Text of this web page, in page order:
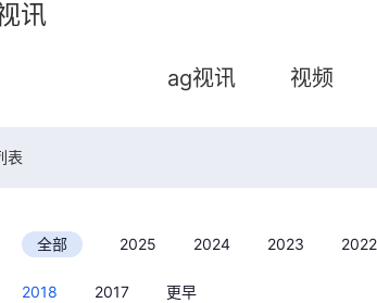
讯
ag视讯 视频
表
全部 2025 2024 2023 2022
2018 2017 更早